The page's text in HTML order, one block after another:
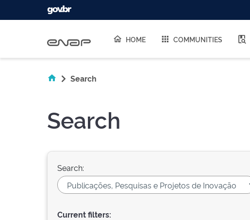
HOME COMMUNITIES
Search
Search
Search:
Current filters: